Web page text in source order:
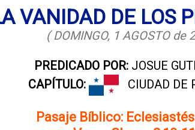
VANIDAD DE LOS
( DOMINGO, 1 AGOSTO de
PREDICADO POR: JOSUE
CAPÍTULO:
CIUDAD DE
Pasaje Bíblico: Eclesiastés